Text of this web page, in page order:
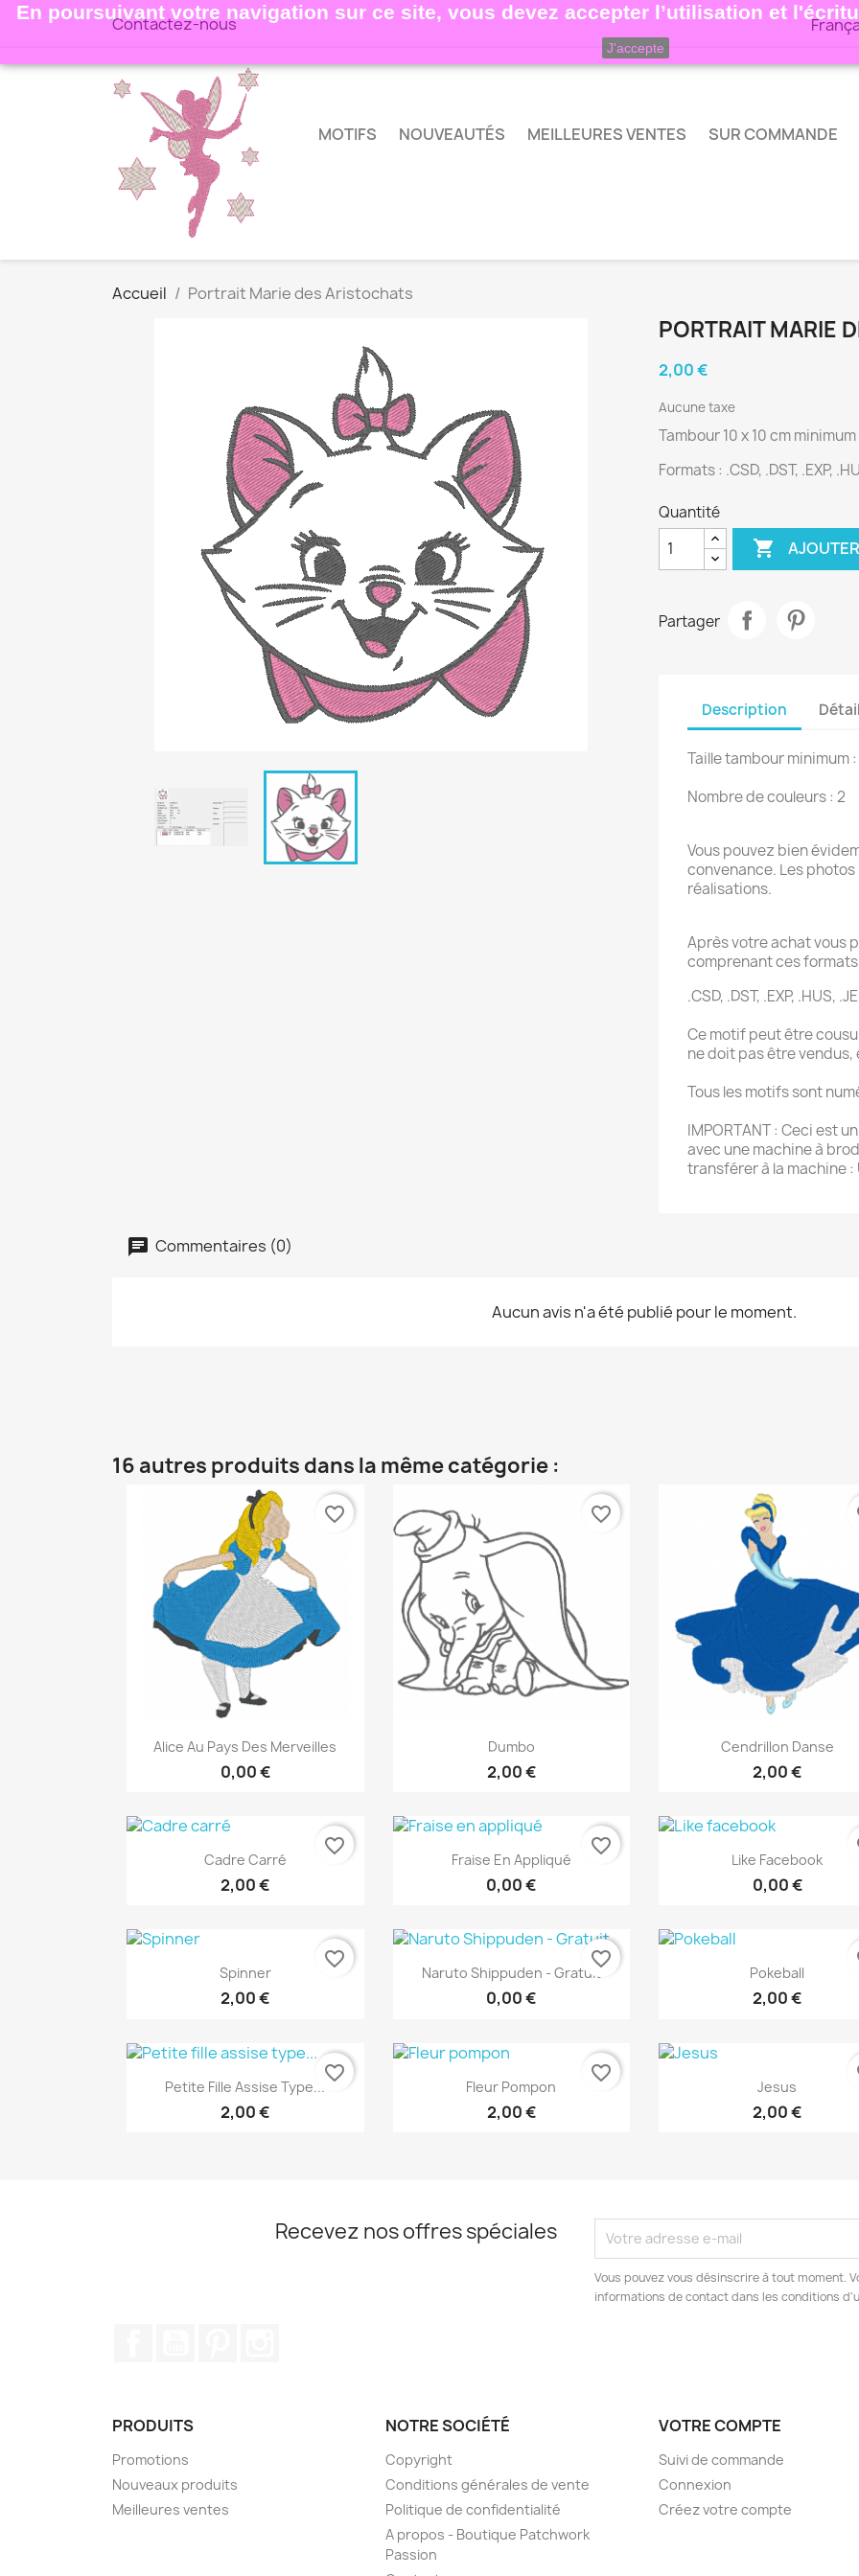
En poursuivant votre navigation sur ce site, vous devez accepter l’utilisation et
J'accepte
Contactez-nous
MOTIFS NOUVEAUTÉS MEILLEURES VENTES SUR COMMANDE
Accueil Portrait Marie des Aristochats
PORTRAIT MARIE
2,00 €
Aucune taxe
Tambour 10 x 10 cm minimum
Formats : .CSD, .DST, .EXP,
Quantité

Partager
Description
Taille tambour minimum :
Nombre de couleurs : 2
Vous pouvez bien
convenance. Les
réalisations.
Après votre achat vous
comprenant ces formats
.CSD, .DST, .EXP, .HUS,
Ce motif peut être
ne doit pas être
Tous les motifs sont
IMPORTANT : Ceci est
avec une machine à
transférer à la machine :
Commentaires (0)
Aucun avis n'a été publié pour le moment.
16 autres produits dans la même catégorie :
Aperçu rapide
Alice Au Pays Des Merveilles
0,00 €
favorite_border
Aperçu rapide
Dumbo
2,00 €
favorite_border
Aperçu rapide
Cendrillon Danse
2,00 €
Aperçu rapide
Cadre Carré
2,00 €
favorite_border Aperçu rapide
Fraise En Appliqué
0,00 €
favorite_border  Aperçu rapide
Like Facebook
0,00 €
Aperçu rapide
Spinner
2,00 €
favorite_border  Aperçu rapide
Naruto Shippuden - Gratuit
0,00 €
favorite_border Aperçu rapide
Pokeball
2,00 €
Aperçu rapide
Petite Fille Assise Type...
2,00 €
favorite_border Aperçu rapide
Fleur Pompon
2,00 €
favorite_border Aperçu rapide
Jesus
2,00 €
Recevez nos offres spéciales
Vous pouvez vous désinscrire à tout moment.
informations de contact dans les conditions
PRODUITS
Promotions
Nouveaux produits
Meilleures ventes
NOTRE SOCIÉTÉ
Copyright
Conditions générales de vente
Politique de confidentialité
A propos - Boutique Patchwork
Passion
VOTRE COMPTE
Suivi de commande
Connexion
Créez votre compte